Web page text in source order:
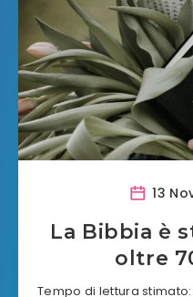
13
La Bibbia è
oltre
Tempo di lettura